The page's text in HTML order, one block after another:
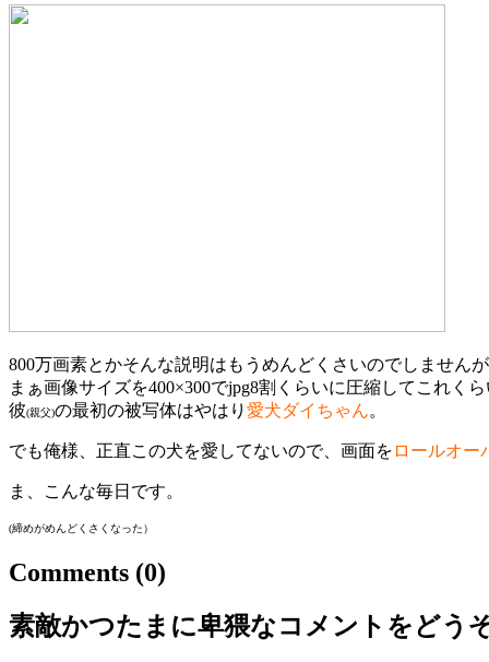
800万画素とかそんな説明はもうめんどくさいのでしませんが
まぁ画像サイズを400×300でjpg8割くらいに圧縮してこれくら
彼(親父)の最初の被写体はやはり 愛犬ダイちゃん。
でも俺様、正直この犬を愛してないので、画面を ロールオー
ま、こんな毎日です。
(締めがめんどくさくなった）
Comments (0)
素敵かつたまに卑猥なコメントをどうぞ